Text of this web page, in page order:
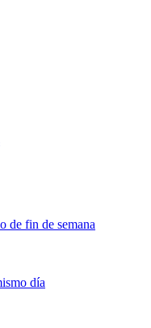
de fin de semana
día